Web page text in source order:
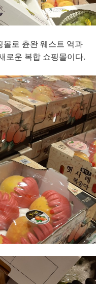
로 츈완 웨스트 역과
로운 복합 쇼핑몰이다.